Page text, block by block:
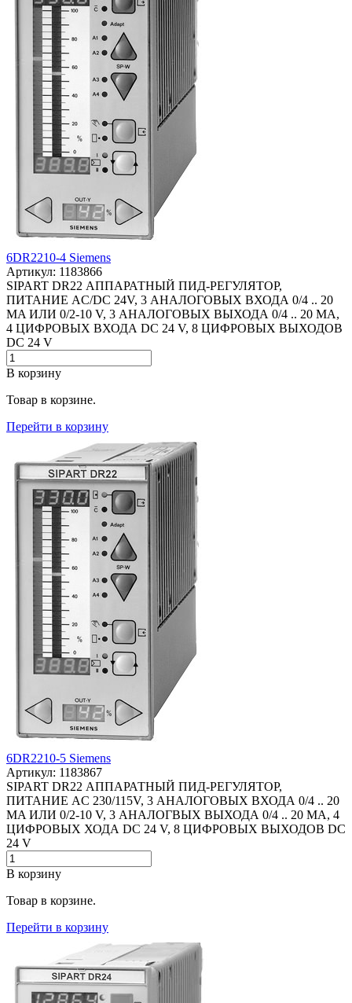
6DR2210-4 Siemens
Артикул: 1183866
SIPART DR22 АППАРАТНЫЙ ПИД-РЕГУЛЯТОР,
ПИТАНИЕ AC/DC 24V, 3 АНАЛОГОВЫХ ВХОДА 0/4 .. 20
MA ИЛИ 0/2-10 V, 3 АНАЛОГОВЫХ ВЫХОДА 0/4 .. 20 MA,
4 ЦИФРОВЫХ ВХОДА DC 24 V, 8 ЦИФРОВЫХ ВЫХОДОВ
DC 24 V
В корзину
Товар в корзине.
Перейти в корзину
6DR2210-5 Siemens
Артикул: 1183867
SIPART DR22 АППАРАТНЫЙ ПИД-РЕГУЛЯТОР,
ПИТАНИЕ AC 230/115V, 3 АНАЛОГОВЫХ ВХОДА 0/4 .. 20
MA ИЛИ 0/2-10 V, 3 АНАЛОГВЫХ ВЫХОДА 0/4 .. 20 MA, 4
ЦИФРОВЫХ ХОДА DC 24 V, 8 ЦИФРОВЫХ ВЫХОДОВ DC
24 V
В корзину
Товар в корзине.
Перейти в корзину